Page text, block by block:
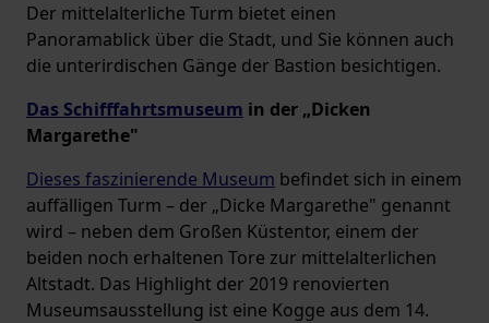
Der mittelalterliche Turm bietet einen
Panoramablick über die Stadt, und Sie können auch
die unterirdischen Gänge der Bastion besichtigen.
Das Schifffahrtsmuseum in der „Dicken
Margarethe"
Dieses faszinierende Museum befindet sich in einem
auffälligen Turm – der „Dicke Margarethe" genannt
wird – neben dem Großen Küstentor, einem der
beiden noch erhaltenen Tore zur mittelalterlichen
Altstadt. Das Highlight der 2019 renovierten
Museumsausstellung ist eine Kogge aus dem 14.